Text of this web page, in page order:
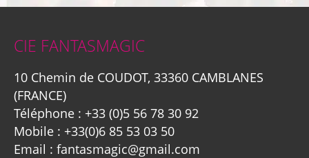
CIE FANTASMAGIC
10 Chemin de COUDOT, 33360 CAMBLANES
(FRANCE)
Téléphone : +33 (0)5 56 78 30 92
Mobile : +33(0)6 85 53 03 50
Email : fantasmagic@gmail.com